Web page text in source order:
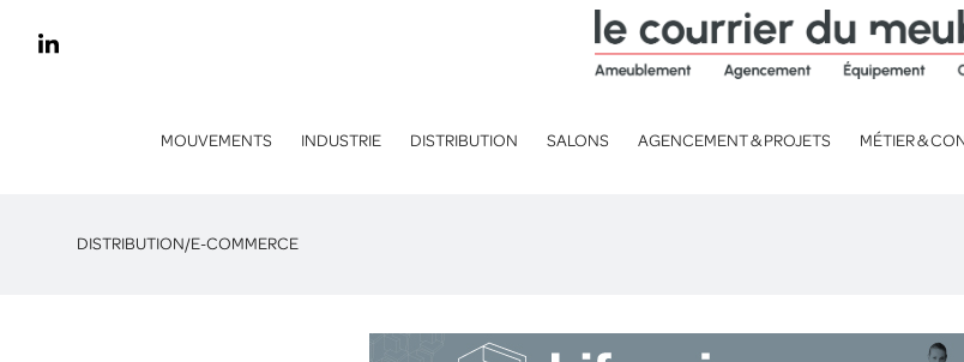
MOUVEMENTS INDUSTRIE DISTRIBUTION SALONS AGENCEMENT & PROJETS MÉTIER &
DISTRIBUTION/E-COMMERCE